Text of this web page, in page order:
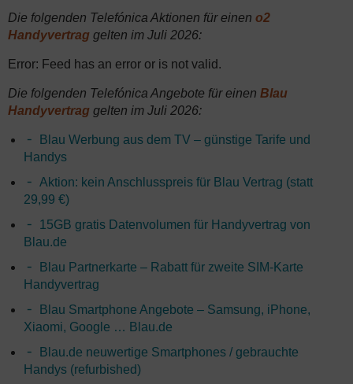
Die folgenden Telefónica Aktionen für einen o2
Handyvertrag gelten im Juli 2026:
Error: Feed has an error or is not valid.
Die folgenden Telefónica Angebote für einen Blau
Handyvertrag gelten im Juli 2026:
Blau Werbung aus dem TV – günstige Tarife und
Handys
Aktion: kein Anschlusspreis für Blau Vertrag (statt
29,99 €)
15GB gratis Datenvolumen für Handyvertrag von
Blau.de
Blau Partnerkarte – Rabatt für zweite SIM-Karte
Handyvertrag
Blau Smartphone Angebote – Samsung, iPhone,
Xiaomi, Google … Blau.de
Blau.de neuwertige Smartphones / gebrauchte
Handys (refurbished)